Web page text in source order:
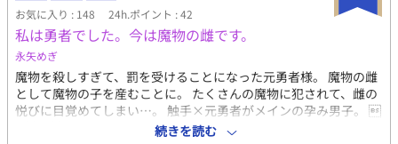
裕であった。神崎は門馬がことりに接触したことを知ると、静か
に怒る。しかし、ことりに逆上する可能性を考えて手出しはしな
かった。 卒業後、ことりを部屋に監禁した後、約束通り門馬の
項を噛み、番を解消。痛みに悶える門馬を、虫けらを見るような
無感動さで見下ろした。本来、「番の解消」は罪に問われる行為
であったが、以前門馬が発情を故意に誘発したことを理由に、家
の力を使って示談に収めた。 神崎が、途中で思い出しているの
は、番を解消された際の門馬の様子である。正直、2人の関係が拗
お気に入り : 148 24h.ポイント : 42
私は勇者でした。今は魔物の雌です。
永矢めぎ
魔物を殺しすぎて、罰を受けることになった元勇者様。 魔物の雌
として魔物の子を産むことに。 たくさんの魔物に犯されて、雌の
悦びに目覚めてしまい…。 触手×元勇者がメインの孕み男子。 
ーーー 『勇者を追った俺は、獣の雌になりました。』 尊敬す
続きを読む